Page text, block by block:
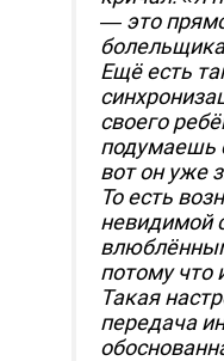
— это
Ещё есть
своего
подумаешь
вот он уже
То есть
невидимой
потому что
Такая
передача